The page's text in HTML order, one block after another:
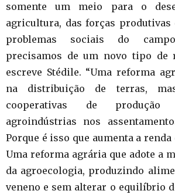
somente um meio para o
agricultura, das forças produtivas
problemas sociais do
precisamos de um novo tipo de
escreve Stédile. “Uma reforma
na distribuição de terras,
cooperativas de
agroindústrias nos
Porque é isso que aumenta a
Uma reforma agrária que adote a
da agroecologia, produzindo
veneno e sem alterar o equilíbrio